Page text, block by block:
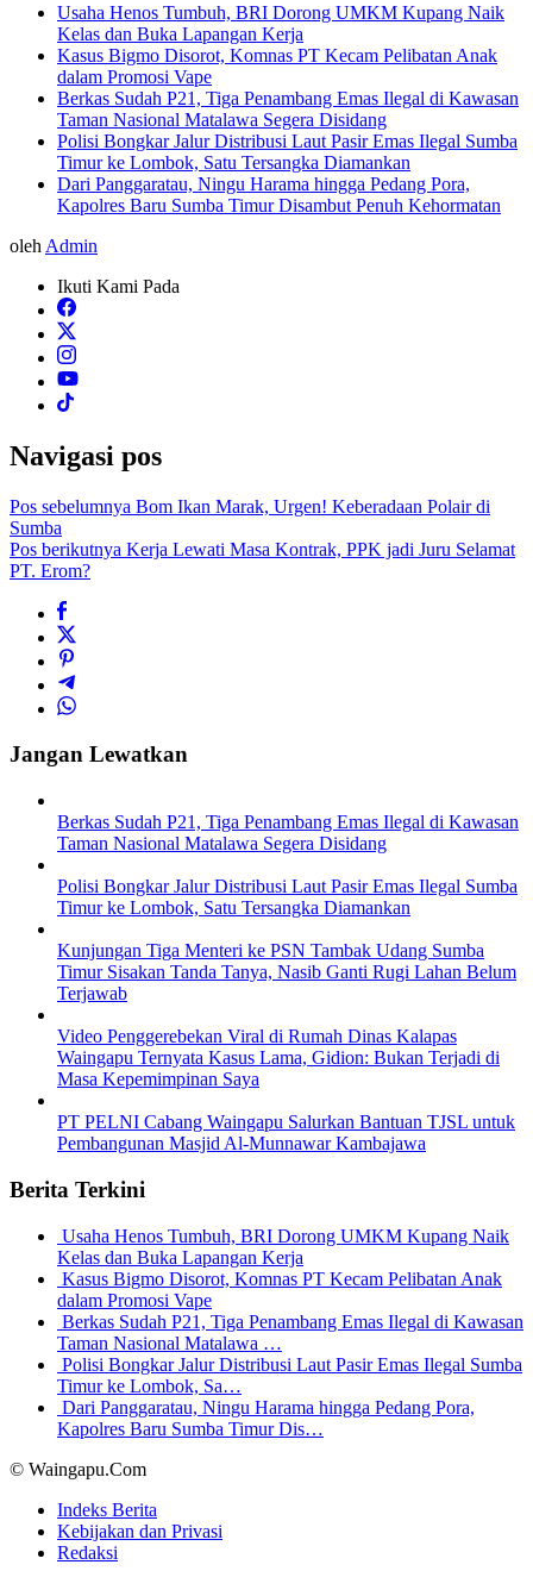
Usaha Henos Tumbuh, BRI Dorong UMKM Kupang Naik
Kelas dan Buka Lapangan Kerja
Kasus Bigmo Disorot, Komnas PT Kecam Pelibatan Anak
dalam Promosi Vape
Berkas Sudah P21, Tiga Penambang Emas Ilegal di Kawasan
Taman Nasional Matalawa Segera Disidang
Polisi Bongkar Jalur Distribusi Laut Pasir Emas Ilegal Sumba
Timur ke Lombok, Satu Tersangka Diamankan
Dari Panggaratau, Ningu Harama hingga Pedang Pora,
Kapolres Baru Sumba Timur Disambut Penuh Kehormatan
oleh Admin
Ikuti Kami Pada
Navigasi pos
Pos sebelumnya Bom Ikan Marak, Urgen! Keberadaan Polair di
Sumba
Pos berikutnya Kerja Lewati Masa Kontrak, PPK jadi Juru Selamat
PT. Erom?
Jangan Lewatkan
Berkas Sudah P21, Tiga Penambang Emas Ilegal di Kawasan
Taman Nasional Matalawa Segera Disidang
Polisi Bongkar Jalur Distribusi Laut Pasir Emas Ilegal Sumba
Timur ke Lombok, Satu Tersangka Diamankan
Kunjungan Tiga Menteri ke PSN Tambak Udang Sumba
Timur Sisakan Tanda Tanya, Nasib Ganti Rugi Lahan Belum
Terjawab
Video Penggerebekan Viral di Rumah Dinas Kalapas
Waingapu Ternyata Kasus Lama, Gidion: Bukan Terjadi di
Masa Kepemimpinan Saya
PT PELNI Cabang Waingapu Salurkan Bantuan TJSL untuk
Pembangunan Masjid Al-Munnawar Kambajawa
Berita Terkini
Usaha Henos Tumbuh, BRI Dorong UMKM Kupang Naik
Kelas dan Buka Lapangan Kerja
Kasus Bigmo Disorot, Komnas PT Kecam Pelibatan Anak
dalam Promosi Vape
Berkas Sudah P21, Tiga Penambang Emas Ilegal di Kawasan
Taman Nasional Matalawa …
Polisi Bongkar Jalur Distribusi Laut Pasir Emas Ilegal Sumba
Timur ke Lombok, Sa…
Dari Panggaratau, Ningu Harama hingga Pedang Pora,
Kapolres Baru Sumba Timur Dis…
© Waingapu.Com
Indeks Berita
Kebijakan dan Privasi
Redaksi